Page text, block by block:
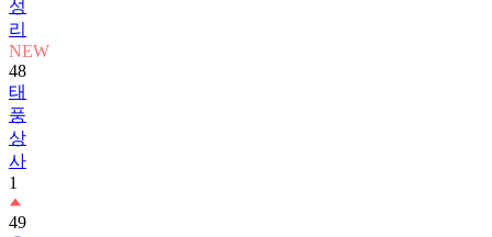
NEW
48
태
풍
상
사
1
49
은
애